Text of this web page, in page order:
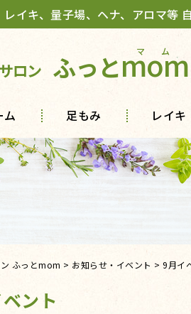
レイキ、量子場、ヘナ、アロマ等
ロン ふっとmom
ム 足もみ レイキ
ふっとmom > お知らせ・イベント > 9月イ
ント